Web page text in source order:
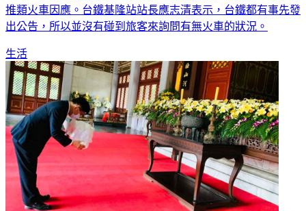
推類火車因應。台鐵基隆站站長應志清表示，台鐵都有事先發
出公告，所以並沒有碰到旅客來詢問有無火車的狀況。
生活